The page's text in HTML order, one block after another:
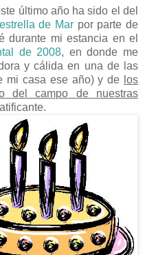
último año ha sido el del
de Mar por parte de
durante mi estancia en el
de 2008, en donde me
y cálida en una de las
mi casa ese año) y de los
del campo de nuestras